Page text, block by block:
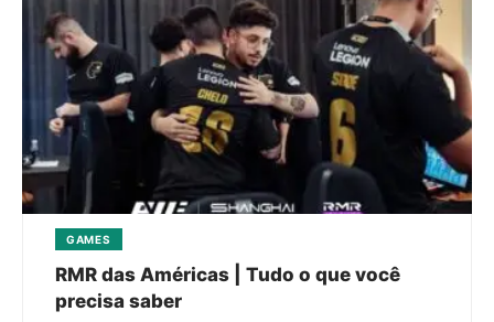
GAMES
RMR das Américas | Tudo o que você
precisa saber